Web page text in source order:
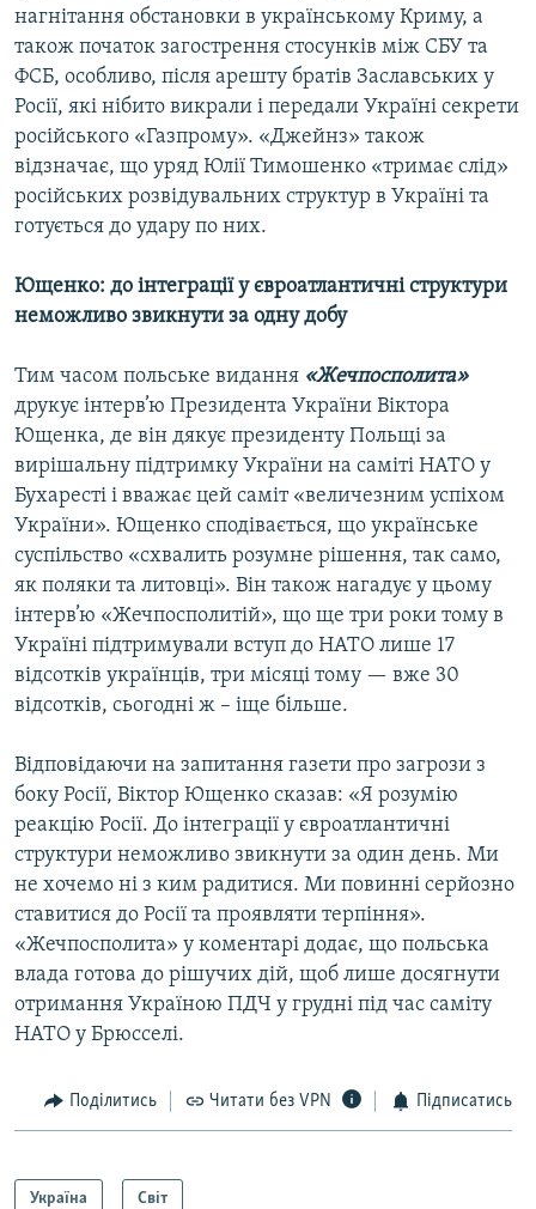
нагнітання обстановки в українському Криму, а
також початок загострення стосунків між СБУ та
ФСБ, особливо, після арешту братів Заславських у
Росії, які нібито викрали і передали Україні секрети
російського «Газпрому». «Джейнз» також
відзначає, що уряд Юлії Тимошенко «тримає слід»
російських розвідувальних структур в Україні та
готується до удару по них.
Ющенко: до інтеграції у євроатлантичні структури
неможливо звикнути за одну добу
Тим часом польське видання «Жечпосполита»
друкує інтерв’ю Президента України Віктора
Ющенка, де він дякує президенту Польщі за
вирішальну підтримку України на саміті НАТО у
Бухаресті і вважає цей саміт «величезним успіхом
України». Ющенко сподівається, що українське
суспільство «схвалить розумне рішення, так само,
як поляки та литовці». Він також нагадує у цьому
інтерв’ю «Жечпосполитій», що ще три роки тому в
Україні підтримували вступ до НАТО лише 17
відсотків українців, три місяці тому — вже 30
відсотків, сьогодні ж – іще більше.
Відповідаючи на запитання газети про загрози з
боку Росії, Віктор Ющенко сказав: «Я розумію
реакцію Росії. До інтеграції у євроатлантичні
структури неможливо звикнути за один день. Ми
не хочемо ні з ким радитися. Ми повинні серйозно
ставитися до Росії та проявляти терпіння».
«Жечпосполита» у коментарі додає, що польська
влада готова до рішучих дій, щоб лише досягнути
отримання Україною ПДЧ у грудні під час саміту
НАТО у Брюсселі.
Поділитись Читати без VPN Підписатись
Україна Світ